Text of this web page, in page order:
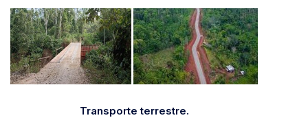
Transporte terrestre.